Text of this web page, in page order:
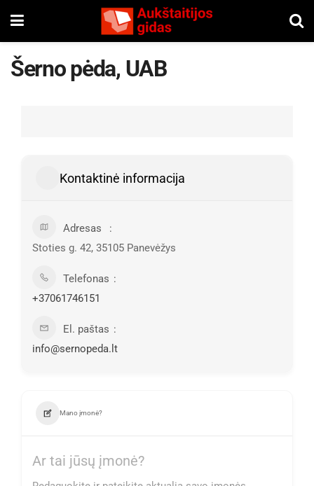
Šerno pėda, UAB
Kontaktinė informacija
Adresas
Stoties g. 42, 35105 Panevėžys
Telefonas
+37061746151
El. paštas
info@sernopeda.lt
Mano įmonė?
Ar tai jūsų įmonė?